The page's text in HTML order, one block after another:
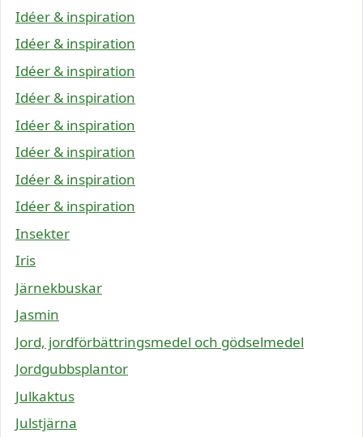
Idéer & inspiration
Idéer & inspiration
Idéer & inspiration
Idéer & inspiration
Idéer & inspiration
Idéer & inspiration
Idéer & inspiration
Idéer & inspiration
Insekter
Iris
Järnekbuskar
Jasmin
Jord, jordförbättringsmedel och gödselmedel
Jordgubbsplantor
Julkaktus
Julstjärna